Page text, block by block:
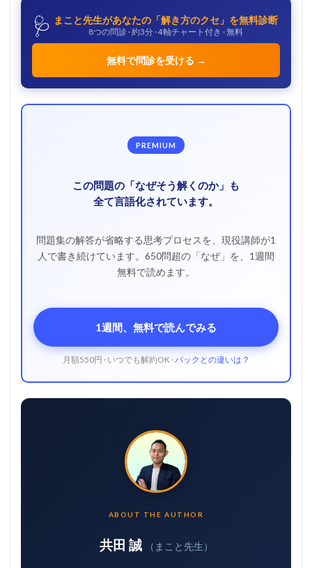
🩺 まこと先生があなたの「解き方のクセ」を無料診断
8つの問診 · 約3分 · 4軸チャート付き · 無料
無料で問診を受ける →
PREMIUM
この問題の「なぜそう解くのか」も
全て言語化されています。
問題集の解答が省略する思考プロセスを、現役講師が1
人で書き続けています。650問超の「なぜ」を、1週間
無料で読めます。
1週間、無料で読んでみる
月額550円 · いつでも解約OK · パックとの違いは？
ABOUT THE AUTHOR
共田 誠 （まこと先生）